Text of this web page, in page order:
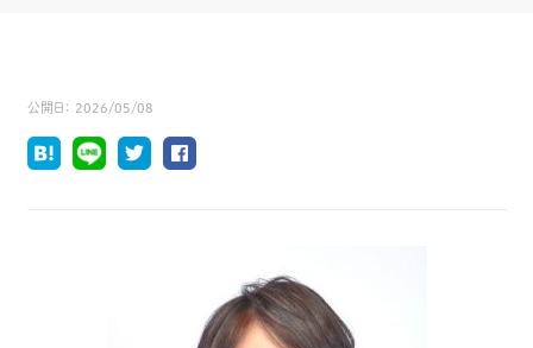
公開日： 2026/05/08